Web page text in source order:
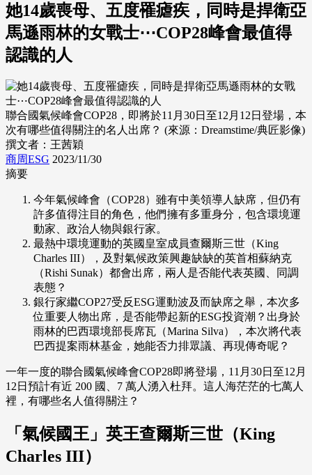
她14歲喪母、五度罹瘧疾，同時是捍衛亞
馬遜雨林的女戰士⋯COP28峰會最值得
認識的人
聯合國氣候峰會COP28，即將於11月30日至12月12日登場，本
次有哪些值得關注的名人出席？ (來源：Dreamstime/典匠影像)
撰文者：王茜穎
商周ESG 2023/11/30
摘要
今年氣候峰會（COP28）雖有中美領導人缺席，但仍有
許多值得注目的角色，他們擁有多重身分，包含環境運
動家、政治人物與銀行家。
最熱中環境運動的英國皇室成員查爾斯三世（King
Charles III），及對氣候政策興趣缺缺的英首相蘇納克
（Rishi Sunak）都會出席，兩人是否能代表英國、同調
表態？
銀行家繼COP27受反ESG運動波及而缺席之舉，本次多
位重要人物出席，是否能帶起新的ESG投資潮？出身於
雨林的巴西環境部長席瓦（Marina Silva），本次將代表
巴西提案雨林基金，她能否力排眾議、再現傳奇呢？
一年一度的聯合國氣候峰會COP28即將登場，11月30日至12月
12日預計有近 200 國、7 萬人湧入杜拜。這人海茫茫的七萬人
裡，有哪些名人值得關注？
「氣候國王」英王查爾斯三世（King
Charles III）